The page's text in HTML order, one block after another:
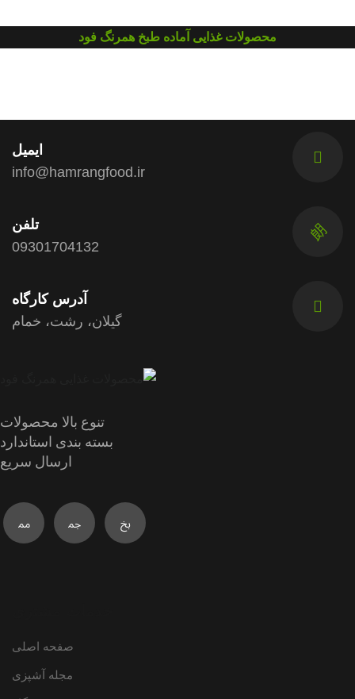
محصولات غذایی آماده طبخ همرنگ فود
ایمیل
info@hamrangfood.ir
تلفن
09301704132
آدرس کارگاه
گیلان، رشت، خمام
تنوع بالا محصولات
بسته بندی استاندارد
ارسال سریع
صفحه اصلی
مجله آشپزی